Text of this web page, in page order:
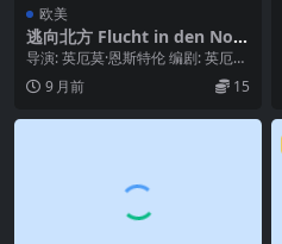
欧美
逃向北方 Flucht in den Nor
den (1986)
导演: 英厄莫·恩斯特伦 编剧: 英厄莫
·恩斯特伦 主演: Katharina ...
9 月前 15